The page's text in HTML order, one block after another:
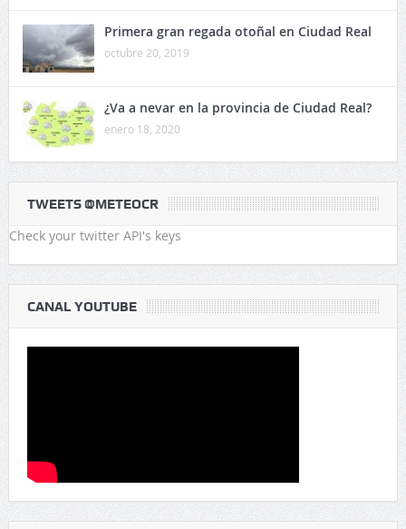
Primera gran regada otoñal en Ciudad Real
octubre 20, 2019
¿Va a nevar en la provincia de Ciudad Real?
enero 18, 2020
TWEETS @METEOCR
Check your twitter API's keys
CANAL YOUTUBE